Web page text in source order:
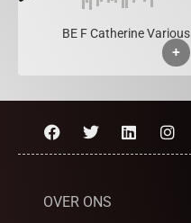
BE F Catherine Various
+
OVER ONS